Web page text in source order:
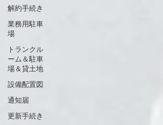
解約手続き
業務用駐車
場
トランクル
ーム＆駐車
場＆貸土地
設備配置図
通知届
更新手続き